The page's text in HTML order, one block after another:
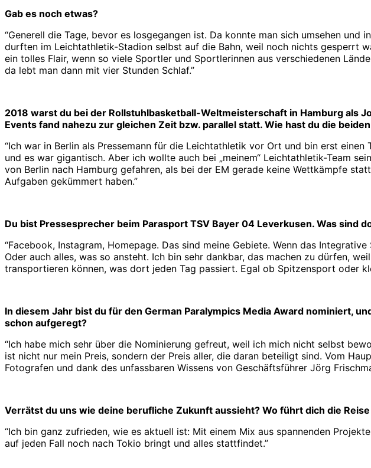
Gab es noch etwas?
“Generell die Tage, bevor es losgegangen ist. Da konnte man sich umsehen
durften im Leichtathletik-Stadion selbst auf die Bahn, weil noch nichts gesperrt
ein tolles Flair, wenn so viele Sportler und Sportlerinnen aus verschiedenen
da lebt man dann mit vier Stunden Schlaf.”
2018 warst du bei der Rollstuhlbasketball-Weltmeisterschaft in Hamburg als
Events fand nahezu zur gleichen Zeit bzw. parallel statt. Wie hast du die
“Ich war in Berlin als Pressemann für die Leichtathletik vor Ort und bin erst
und es war gigantisch. Aber ich wollte auch bei „meinem“ Leichtathletik-Team
von Berlin nach Hamburg gefahren, als bei der EM gerade keine Wettkämpfe
Aufgaben gekümmert haben.”
Du bist Pressesprecher beim Parasport TSV Bayer 04 Leverkusen. Was sind
“Facebook, Instagram, Homepage. Das sind meine Gebiete. Wenn das
Oder auch alles, was so ansteht. Ich bin sehr dankbar, das machen zu dürfen,
transportieren können, was dort jeden Tag passiert. Egal ob Spitzensport oder
In diesem Jahr bist du für den German Paralympics Media Award nominiert,
schon aufgeregt?
“Ich habe mich sehr über die Nominierung gefreut, weil ich mich nicht selbst
ist nicht nur mein Preis, sondern der Preis aller, die daran beteiligt sind. Vom
Fotografen und dank des unfassbaren Wissens von Geschäftsführer Jörg
Verrätst du uns wie deine berufliche Zukunft aussieht? Wo führt dich die
“Ich bin ganz zufrieden, wie es aktuell ist: Mit einem Mix aus spannenden
auf jeden Fall noch nach Tokio bringt und alles stattfindet.”